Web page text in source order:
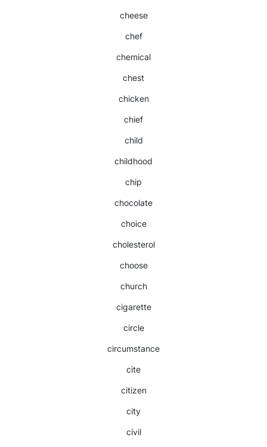
cheese
chef
chemical
chest
chicken
chief
child
childhood
chip
chocolate
choice
cholesterol
choose
church
cigarette
circle
circumstance
cite
citizen
city
civil